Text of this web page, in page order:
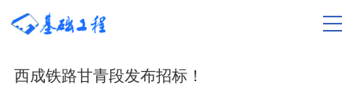
西成铁路甘青段发布招标！